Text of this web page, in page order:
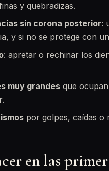
y quebradizas.
sin corona posterior:
y si no se protege con
: apretar o rechinar los
muy grandes que
por golpes, caídas o
en las